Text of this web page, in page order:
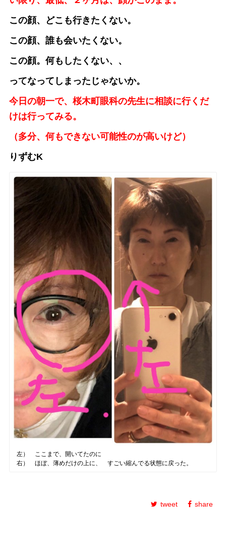
この顔、どこも行きたくない。
この顔、誰も会いたくない。
この顔。何もしたくない、、
ってなってしまったじゃないか。
今日の朝一で、桜木町眼科の先生に相談に行くだ
けは行ってみる。
（多分、何もできない可能性のが高いけど）
りずむK
左） ここまで、開いてたのに
右） ほぼ、薄めだけの上に、 すごい縮んでる状態に戻った。
tweet share